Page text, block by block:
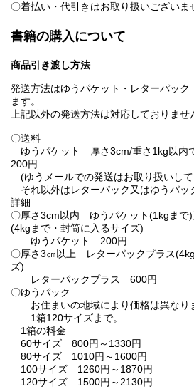
〇着払い・代引きはお取り扱いございま
書籍の購入について
商品引き渡し方法
発送方法はゆうパケット・レターパック
ます。
上記以外の発送方法は対応しておりませ
〇送料
ゆうパケット 厚さ3cm/重さ1kg以内
200円
(ゆうメールでの発送はお取り扱いし
それ以外はレターパック又はゆうパッ
詳細
〇厚さ3cm以内 ゆうパケット(1kgまで)
(4kgまで・封筒に入るサイズ)
ゆうパケット 200円
〇厚さ3㎝以上 レターパックプラス
ズ)
レターパックプラス 600円
〇ゆうパック
お住まいの地域により価格は異なり
1箱120サイズまで。
1箱の料金
60サイズ 800円～1330円
80サイズ 1010円～1600円
100サイズ 1260円～1870円
120サイズ 1500円～2130円